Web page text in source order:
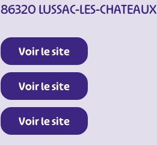
86320 LUSSAC-LES-CHATEAUX
Voir le site
Voir le site
Voir le site